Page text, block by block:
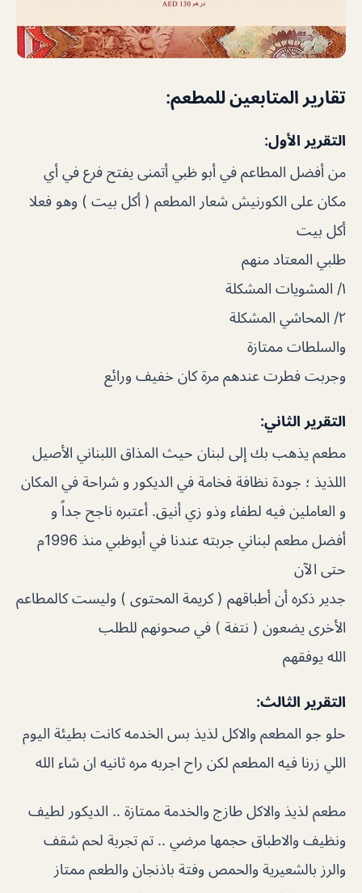
تقارير المتابعين للمطعم:
التقرير الأول:
من أفضل المطاعم في أبو ظبي أتمنى يفتح فرع في أي
مكان على الكورنيش شعار المطعم ( أكل بيت ) وهو فعلا
أكل بيت
طلبي المعتاد منهم
١/ المشويات المشكلة
٢/ المحاشي المشكلة
والسلطات ممتازة
وجربت فطرت عندهم مرة كان خفيف ورائع
التقرير الثاني:
مطعم يذهب بك إلى لبنان حيث المذاق اللبناني الأصيل
اللذيذ ؛ جودة نظافة فخامة في الديكور و شراحة في المكان
و العاملين فيه لطفاء وذو زي أنيق. أعتبره ناجح جداً و
أفضل مطعم لبناني جربته عندنا في أبوظبي منذ 1996م
حتى الآن
جدير ذكره أن أطباقهم ( كريمة المحتوى ) وليست كالمطاعم
الأخرى يضعون ( نتفة ) في صحونهم للطلب
الله يوفقهم
التقرير الثالث:
حلو جو المطعم والاكل لذيذ بس الخدمه كانت بطيئة اليوم
اللي زرنا فيه المطعم لكن راح اجربه مره ثانيه ان شاء الله
مطعم لذيذ والاكل طازج والخدمة ممتازة .. الديكور لطيف
ونظيف والاطباق حجمها مرضي .. تم تجربة لحم شقف
والرز بالشعيرية والحمص وفتة باذنجان والطعم ممتاز